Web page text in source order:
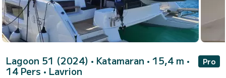
Lagoon 51 (2024) • Katamaran • 15,4 m •
14 Pers • Lavrion
Pro